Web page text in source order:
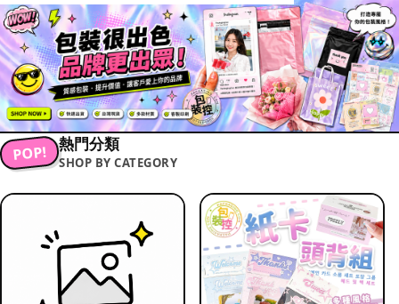
POP! 熱門分類
SHOP BY CATEGORY